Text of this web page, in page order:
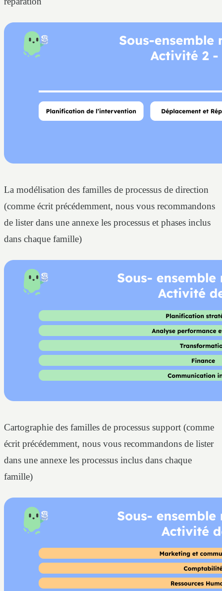
La modélisation des familles de processus de direction
(comme écrit précédemment, nous vous recommandons
de lister dans une annexe les processus et phases inclus
dans chaque famille)
Cartographie des familles de processus support (comme
écrit précédemment, nous vous recommandons de lister
dans une annexe les processus inclus dans chaque
famille)